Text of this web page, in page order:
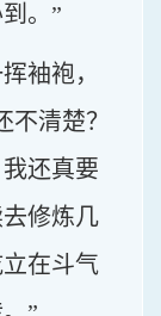
。”
袖袍，
清楚？
还真要
修炼几
在斗气